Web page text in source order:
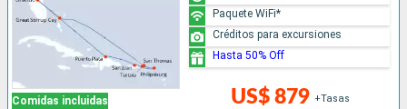
Comidas incluidas US$ 879 +Tasas
Paquete WiFi*
Créditos para excursiones
Hasta 50% Off